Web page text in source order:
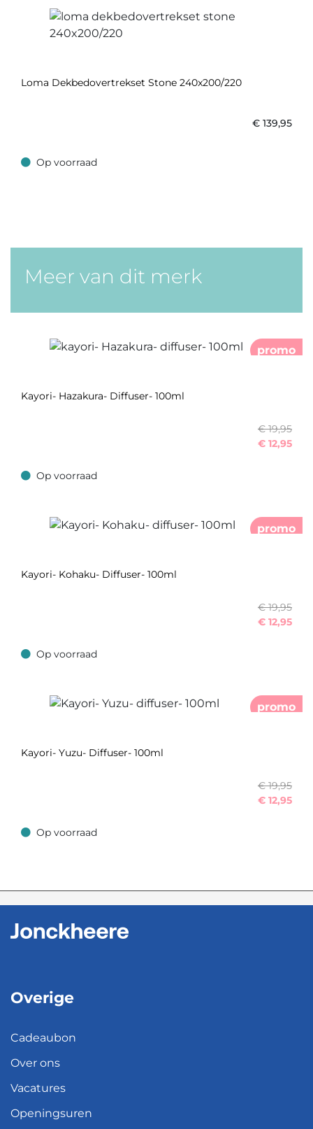
Loma Dekbedovertrekset Stone 240x200/220
€ 139,95
Op voorraad
Op voorraad
Meer van dit merk
promo
Kayori- Hazakura- Diffuser- 100ml
€ 19,95
€ 12,95
Op voorraad
Op voorraad
promo
Kayori- Kohaku- Diffuser- 100ml
€ 19,95
€ 12,95
Op voorraad
Op voorraad
promo
Kayori- Yuzu- Diffuser- 100ml
€ 19,95
€ 12,95
Op voorraad
Op voorraad
Overige
Cadeaubon
Over ons
Vacatures
Openingsuren